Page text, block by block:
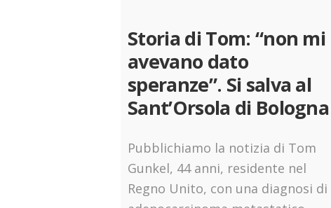
Storia di Tom: “non mi
avevano dato
speranze”. Si salva al
Sant’Orsola di Bologna
Pubblichiamo la notizia di Tom
Gunkel, 44 anni, residente nel
Regno Unito, con una diagnosi di